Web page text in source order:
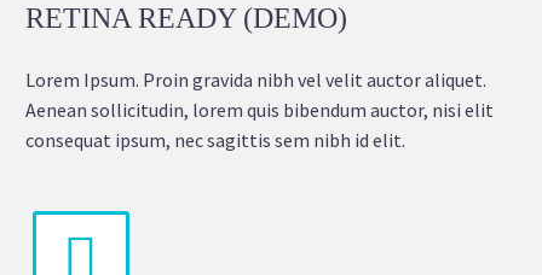
RETINA READY (DEMO)
Lorem Ipsum. Proin gravida nibh vel velit auctor aliquet.
Aenean sollicitudin, lorem quis bibendum auctor, nisi elit
consequat ipsum, nec sagittis sem nibh id elit.

